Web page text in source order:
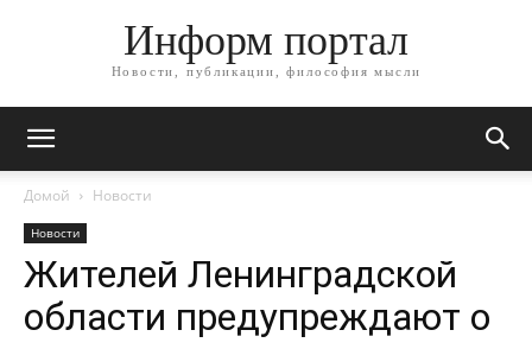
Информ портал
Новости, публикации, философия мысли
Домой Новости
Новости
Жителей Ленинградской
области предупреждают о